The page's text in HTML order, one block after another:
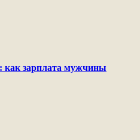
зарплата мужчины